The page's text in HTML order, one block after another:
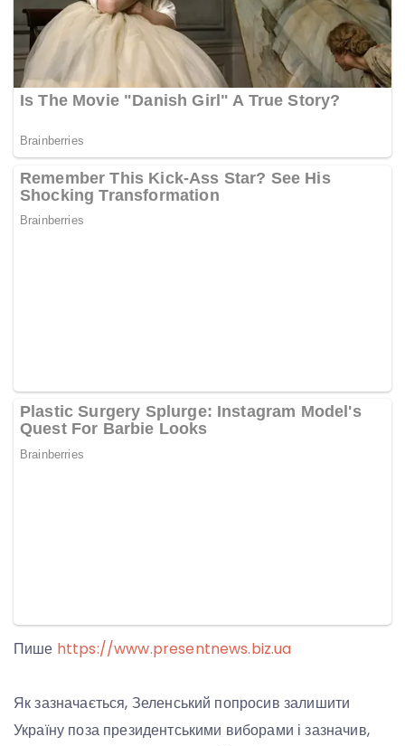
Пише https://www.presentnews.biz.ua
Як зазначається, Зеленський попросив залишити
Україну поза президентськими виборами і зазначив,